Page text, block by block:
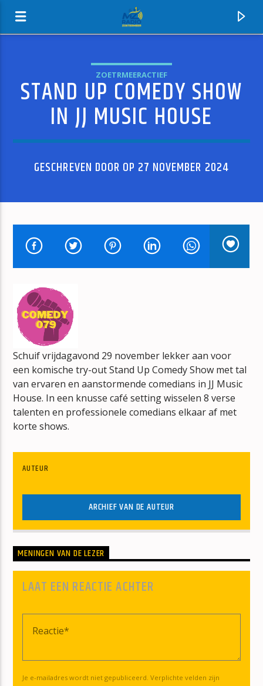
MZ-RADIO
HUIDIG NUMMER
BOUWVAL
ERIK-VERBOUW
mz-radio
ZOETRMEERACTIEF
STAND UP COMEDY SHOW
IN JJ MUSIC HOUSE
GESCHREVEN DOOR OP 27 NOVEMBER 2024
Schuif vrijdagavond 29 november lekker aan voor
een komische try-out Stand Up Comedy Show met tal
van ervaren en aanstormende comedians in JJ Music
House. In een knusse café setting wisselen 8 verse
talenten en professionele comedians elkaar af met
korte shows.
AUTEUR
ARCHIEF VAN DE AUTEUR
MENINGEN VAN DE LEZER
LAAT EEN REACTIE ACHTER
Je e-mailadres wordt niet gepubliceerd. Verplichte velden zijn